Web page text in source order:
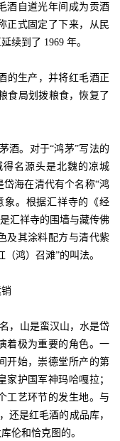
酒自道光年间成为贡酒
正式固定了下来，从民
续到了 1969 年。
生产，并将红毛酒正
食局划拨粮食，恢复了
。对于“鸿茅”写法的
名源头是北魏的凉城
海在清代有个名称“鸿
象。根据汇祥寺的《经
汇祥寺的围墙与藏传佛
及其涂料配方与清代紫
鸿）召滩”的叫法。
，山是蛮汉山，水是岱
着极为重要的角色。一
开始，崇德堂所产的第
护国军神玛哈嘎拉；
工艺环节的发生地。与
还是红毛酒的成品库，
伦和恰克图的。